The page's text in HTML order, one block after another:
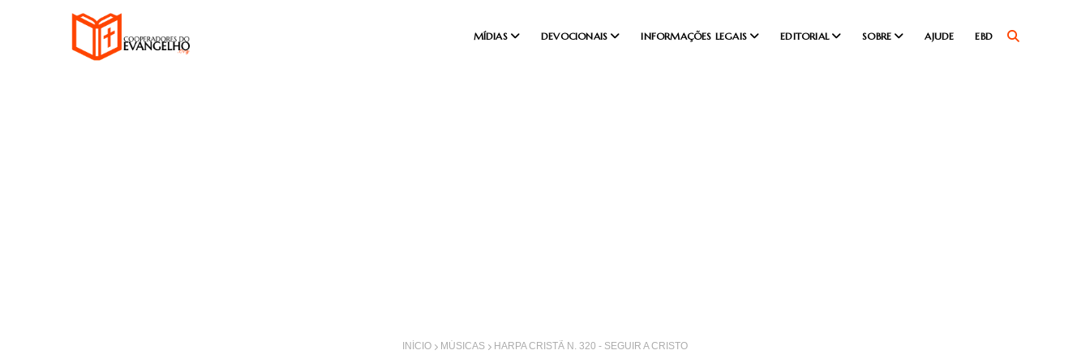
MÍDIAS DEVOCIONAIS INFORMAÇÕES LEGAIS EDITORIAL SOBRE AJUDE EBD
INÍCIO MÚSICAS HARPA CRISTÃ N. 320 - SEGUIR A CRISTO